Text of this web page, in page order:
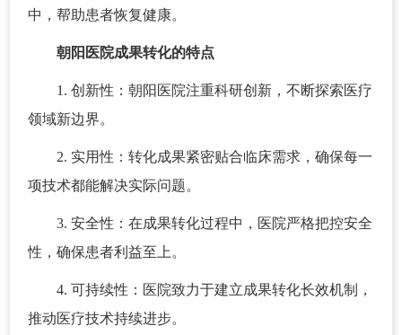
中，帮助患者恢复健康。
朝阳医院成果转化的特点
1. 创新性：朝阳医院注重科研创新，不断探索医疗
领域新边界。
2. 实用性：转化成果紧密贴合临床需求，确保每一
项技术都能解决实际问题。
3. 安全性：在成果转化过程中，医院严格把控安全
性，确保患者利益至上。
4. 可持续性：医院致力于建立成果转化长效机制，
推动医疗技术持续进步。